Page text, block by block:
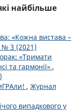
найбільше
«Кожна вистава –
№ 3 (2021)
«Тримати
та гармонії» ,
, Журнал
випадкового у